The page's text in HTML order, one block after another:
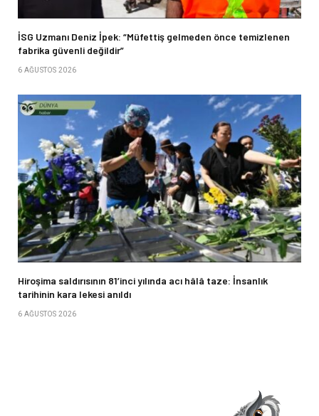
İSG Uzmanı Deniz İpek: “Müfettiş gelmeden önce temizlenen
fabrika güvenli değildir”
6 AĞUSTOS 2026
Hiroşima saldırısının 81’inci yılında acı hâlâ taze: İnsanlık
tarihinin kara lekesi anıldı
6 AĞUSTOS 2026